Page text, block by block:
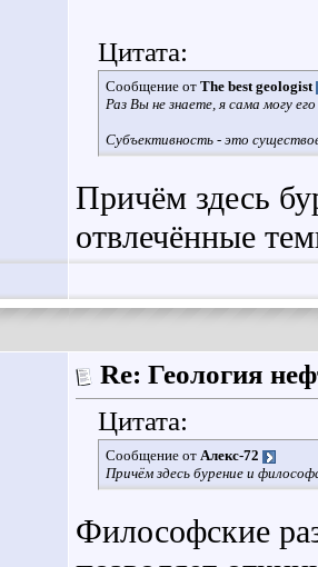
Цитата:
Сообщение от The best geologist
Раз Вы не знаете, я сама могу
Субъективность - это
Причём здесь
отвлечённые
Re: Геология
Цитата:
Сообщение от Алекс-72
Причём здесь бурение и
Философские